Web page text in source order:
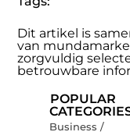
Dit artikel is
van
zorgvuldig
betrouwbare
POPULAR
Business /